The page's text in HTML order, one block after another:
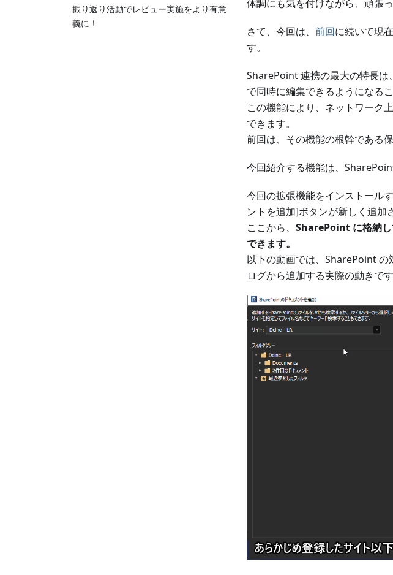
振り返り活動でレビュー実施をより有意
義に！
体調にも気を付けながら、頑張
さて、今回は、 前回に続いて現
す。
SharePoint 連携の最大の特長
で同時に編集できるようになるこ
この機能により、ネットワーク
できます。
前回は、その機能の根幹である
今回紹介する機能は、
今回の拡張機能をインストール
ントを追加]ボタンが新しく追加
ここから、 SharePoint に格納し
できます。
以下の動画では、SharePoint
ログから追加する実際の動きです